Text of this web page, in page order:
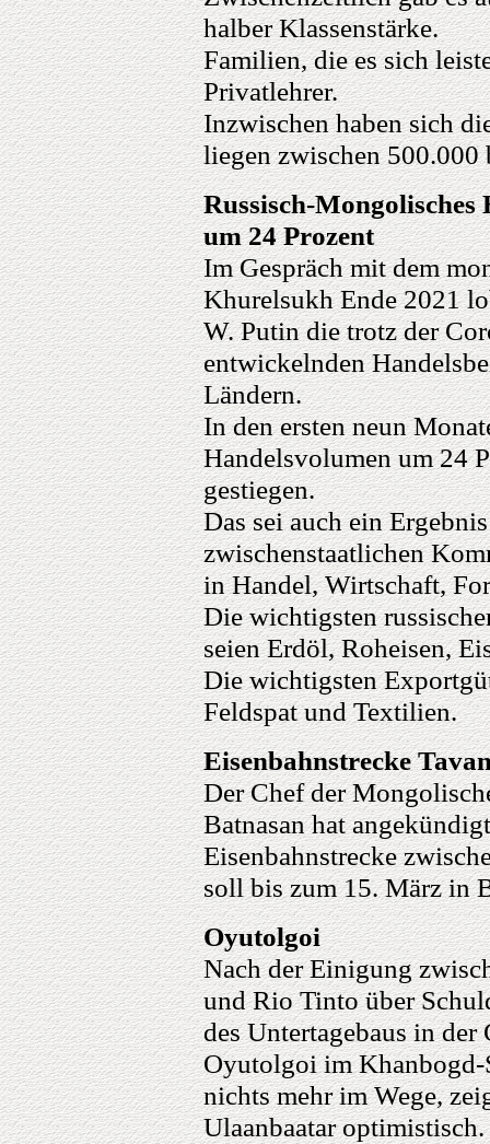
halber Klassenstärke.
Familien, die es sich
Privatlehrer.
Inzwischen haben sich
liegen zwischen
Russisch-Mongolisches
um 24 Prozent
Im Gespräch mit dem
Khurelsukh Ende 2021
W. Putin die trotz der
entwickelnden
Ländern.
In den ersten neun
Handelsvolumen um 24
gestiegen.
Das sei auch ein
zwischenstaatlichen
in Handel, Wirtschaft,
Die wichtigsten
seien Erdöl, Roheisen,
Die wichtigsten
Feldspat und Textilien.
Eisenbahnstrecke
Der Chef der
Batnasan hat
Eisenbahnstrecke
soll bis zum 15. März in
Oyutolgoi
Nach der Einigung
und Rio Tinto über
des Untertagebaus in
Oyutolgoi im
nichts mehr im Wege,
Ulaanbaatar optimistisch.